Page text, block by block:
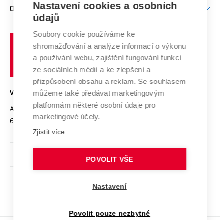
E-přihláška
Doktorské studium
Podpora podnikání
Mezinárodní vědecká rada
Systém zajišťování kvality výzkumu
Výzkumné infrastruktury
Transfer znalostí
Open Science
Projekty
Projekty ze strukturálních fondů
Specifický výzkum
Zahraniční spolupráce
Spolupráce se školami
Služby univerzity
Mezinárodní dohody
Univerzitní sítě
O UNIVERZITĚ
Profil univerzity
Udržitelná univerzita
Podnikavá univerzita / ContriBUTe
Bezpečná univerzita
Vyznamenání
Organizační struktura
Ochrana osobních údajů
odkaz)
učení
technické
VYSOKÉ UČENÍ TECHNICKÉ V BRNĚ
Antonínská 548/1
602 00 Brno
www.vut.cz
vut@vutbr.cz
Nastavení cookies a osobních
údajů
Soubory cookie používáme ke
shromažďování a analýze informací o výkonu
a používání webu, zajištění fungování funkcí
ze sociálních médií a ke zlepšení a
přizpůsobení obsahu a reklam. Se souhlasem
můžeme také předávat marketingovým
platformám některé osobní údaje pro
marketingové účely.
Zjistit více
POVOLIT VŠE
Nastavení
Povolit pouze nezbytné